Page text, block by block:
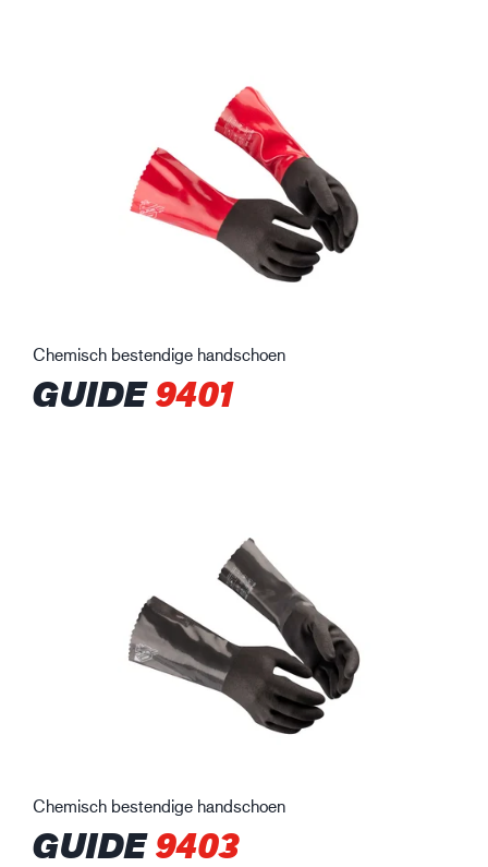
Chemisch bestendige handschoen
GUIDE9401
Chemisch bestendige handschoen
GUIDE9403